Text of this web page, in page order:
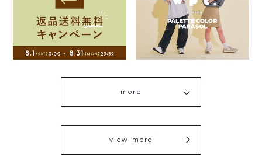
more
view more